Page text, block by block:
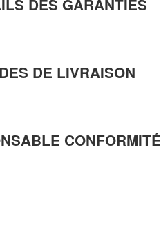
DES GARANTIES
DE LIVRAISON
CONFORMITÉ